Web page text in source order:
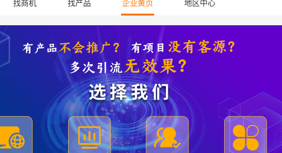
找商机 找产品 企业黄页 地区中心